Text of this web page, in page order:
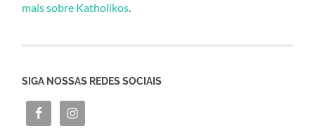
mais sobre Katholikos.
SIGA NOSSAS REDES SOCIAIS